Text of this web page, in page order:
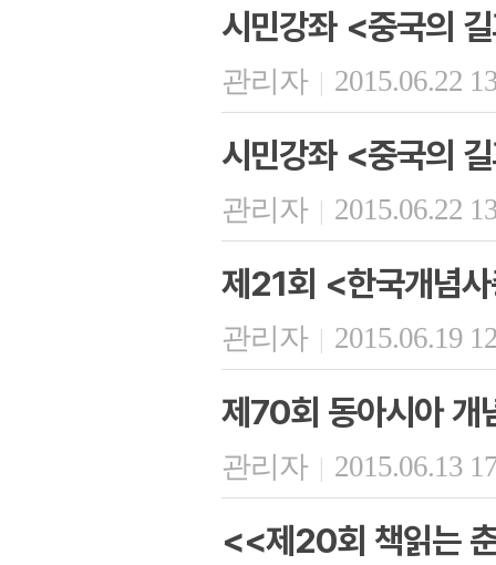
시민강좌 <중국의
관리자 | 2015.06.22
시민강좌 <중국의
관리자 | 2015.06.22
제21회 <한국개념
관리자 | 2015.06.19
제70회 동아시아 개
관리자 | 2015.06.13
<<제20회 책읽는